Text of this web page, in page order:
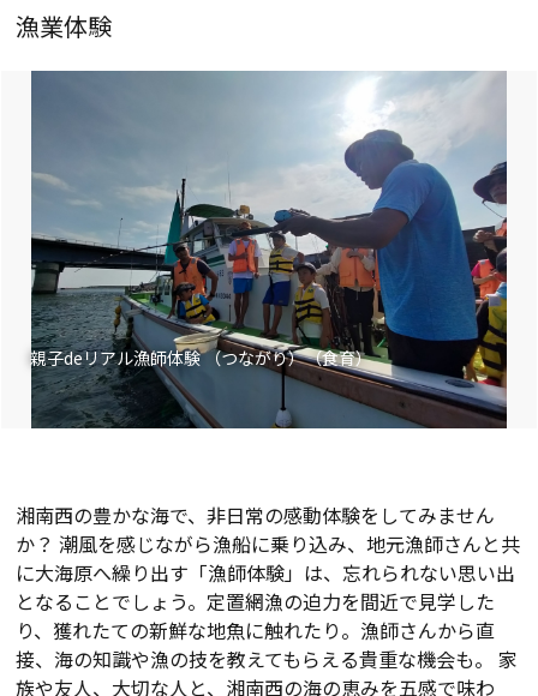
業）に専念すればOKなのも嬉
しいポイント。「貸切地引網」
は基本30名～ですが、別途、毎
朝漁師さんが行っている地引網
漁を一緒に体験することも可
能。観光用のプログラムではな
く、実際の漁に同行させてもら
えるので、漁業をより身近に感
じることができます。1人から
予約できるので、いつもと違う
体験をしたい時にもおすすめで
す。
漁業体験
親子deリアル漁師体験 （つながり）（食育）
湘南西の豊かな海で、非日常の感動体験をしてみません
か？ 潮風を感じながら漁船に乗り込み、地元漁師さんと共
に大海原へ繰り出す「漁師体験」は、忘れられない思い出
となることでしょう。定置網漁の迫力を間近で見学した
り、獲れたての新鮮な地魚に触れたり。漁師さんから直
接、海の知識や漁の技を教えてもらえる貴重な機会も。 家
族や友人、大切な人と、湘南西の海の恵みを五感で味わ